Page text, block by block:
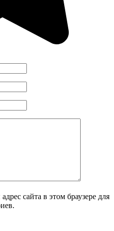
сайта в этом браузере для